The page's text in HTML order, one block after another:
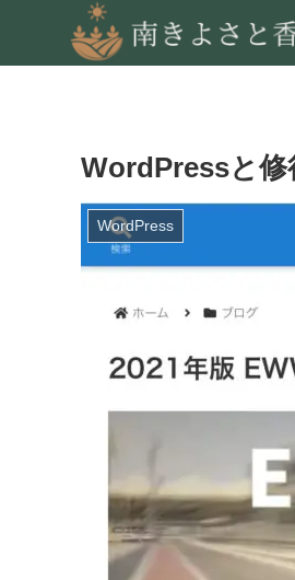
WordPressと修
WordPress